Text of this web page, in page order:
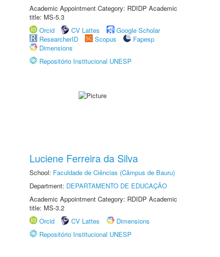
Academic Appointment Category: RDIDP Academic
title: MS-5.3
Orcid
CV Lattes
Google Scholar
ResearcherID
Scopus
Fapesp
Dimensions
Repositório Institucional UNESP
Luciene Ferreira da Silva
School: Faculdade de Ciências (Câmpus de Bauru)
Department: DEPARTAMENTO DE EDUCAÇÃO
Academic Appointment Category: RDIDP Academic
title: MS-3.2
Orcid
CV Lattes
Dimensions
Repositório Institucional UNESP